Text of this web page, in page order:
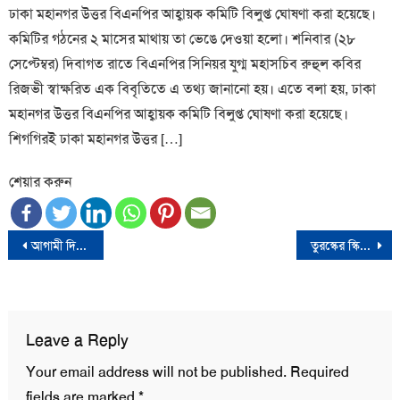
ঢাকা মহানগর উত্তর বিএনপির আহ্বায়ক কমিটি বিলুপ্ত ঘোষণা করা হয়েছে।
কমিটির গঠনের ২ মাসের মাথায় তা ভেঙে দেওয়া হলো। শনিবার (২৮
সেপ্টেম্বর) দিবাগত রাতে বিএনপির সিনিয়র যুগ্ম মহাসচিব রুহুল কবির
রিজভী স্বাক্ষরিত এক বিবৃতিতে এ তথ্য জানানো হয়। এতে বলা হয়, ঢাকা
মহানগর উত্তর বিএনপির আহ্বায়ক কমিটি বিলুপ্ত ঘোষণা করা হয়েছে।
শিগগিরই ঢাকা মহানগর উত্তর […]
শেয়ার করুন
Post
আগামী দিনে বিএনপি প্রবাসীদের দাবি যথাযথ মূল্যায়ন করবে : আমীর খসরু তুরস্কের স্কি রিসোর্টের হোটেলে ভয়াবহ আগুন; নিহত ৬৬ ও আহত ৫১
Leave a Reply
Your email address will not be published. Required